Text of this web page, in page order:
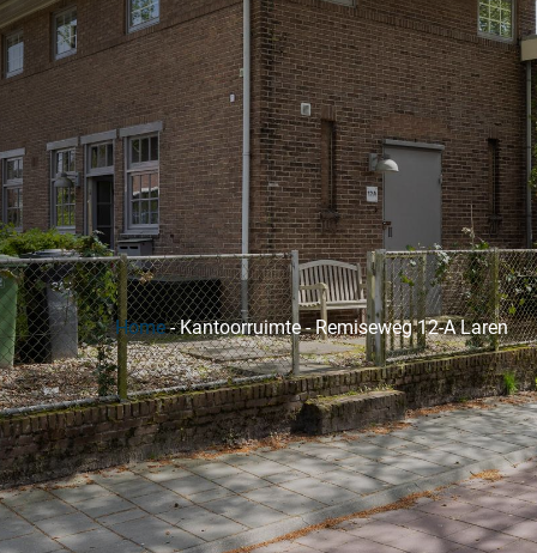
Home-Kantoorruimte-Remiseweg 12-A Laren